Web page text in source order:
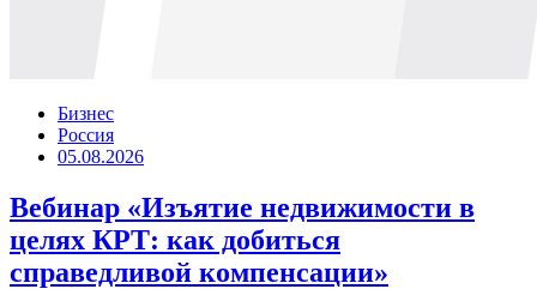
Бизнес
Россия
05.08.2026
Вебинар «Изъятие недвижимости в
целях КРТ: как добиться
справедливой компенсации»